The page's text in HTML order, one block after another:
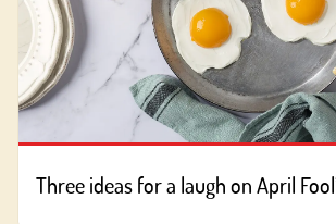
Three ideas for a laugh on April